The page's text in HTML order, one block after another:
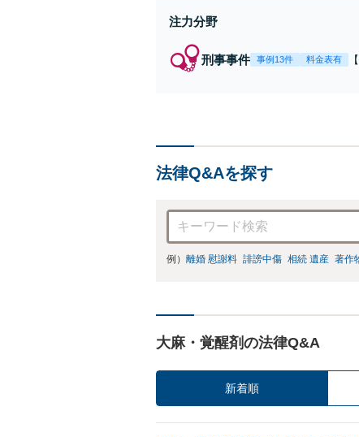
注力分野
刑事事件 事例13件 料金表有
法律Q&Aを探す
例） 離婚 慰謝料 誹謗中傷 相続 遺産 著作
大麻・覚醒剤の法律Q&A
新着順